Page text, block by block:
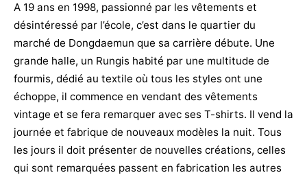
A 19 ans en 1998, passionné par les vêtements et
désintéressé par l’école, c’est dans le quartier du
marché de Dongdaemun que sa carrière débute. Une
grande halle, un Rungis habité par une multitude de
fourmis, dédié au textile où tous les styles ont une
échoppe, il commence en vendant des vêtements
vintage et se fera remarquer avec ses T-shirts. Il vend la
journée et fabrique de nouveaux modèles la nuit. Tous
les jours il doit présenter de nouvelles créations, celles
qui sont remarquées passent en fabrication les autres